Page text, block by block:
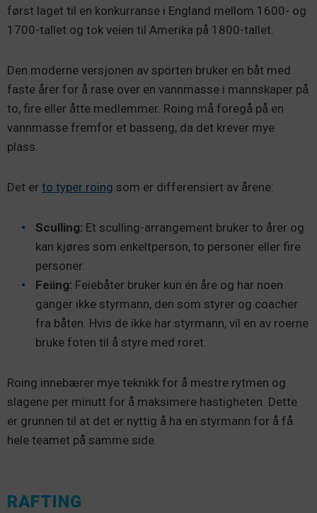
først laget til en konkurranse i England mellom 1600- og
1700-tallet og tok veien til Amerika på 1800-tallet.
Den moderne versjonen av sporten bruker en båt med
faste årer for å rase over en vannmasse i mannskaper på
to, fire eller åtte medlemmer. Roing må foregå på en
vannmasse fremfor et basseng, da det krever mye
plass.
Det er to typer roing som er differensiert av årene:
Sculling: Et sculling-arrangement bruker to årer og
kan kjøres som enkeltperson, to personer eller fire
personer.
Feiing: Feiebåter bruker kun én åre og har noen
ganger ikke styrmann, den som styrer og coacher
fra båten. Hvis de ikke har styrmann, vil en av roerne
bruke foten til å styre med roret.
Roing innebærer mye teknikk for å mestre rytmen og
slagene per minutt for å maksimere hastigheten. Dette
er grunnen til at det er nyttig å ha en styrmann for å få
hele teamet på samme side.
RAFTING